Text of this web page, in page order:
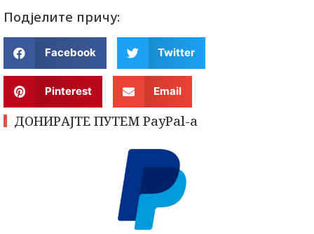
Подјелите причу:
Facebook Twitter
Pinterest Email
ДОНИРАЈТЕ ПУТЕМ PayPal-a